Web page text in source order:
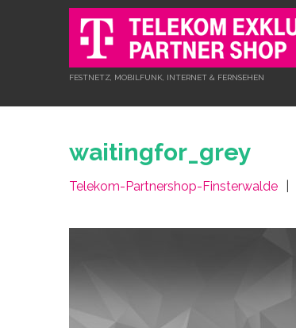
FESTNETZ, MOBILFUNK, INTERNET & FERNSEHEN
waitingfor_grey
Telekom-Partnershop-Finsterwalde